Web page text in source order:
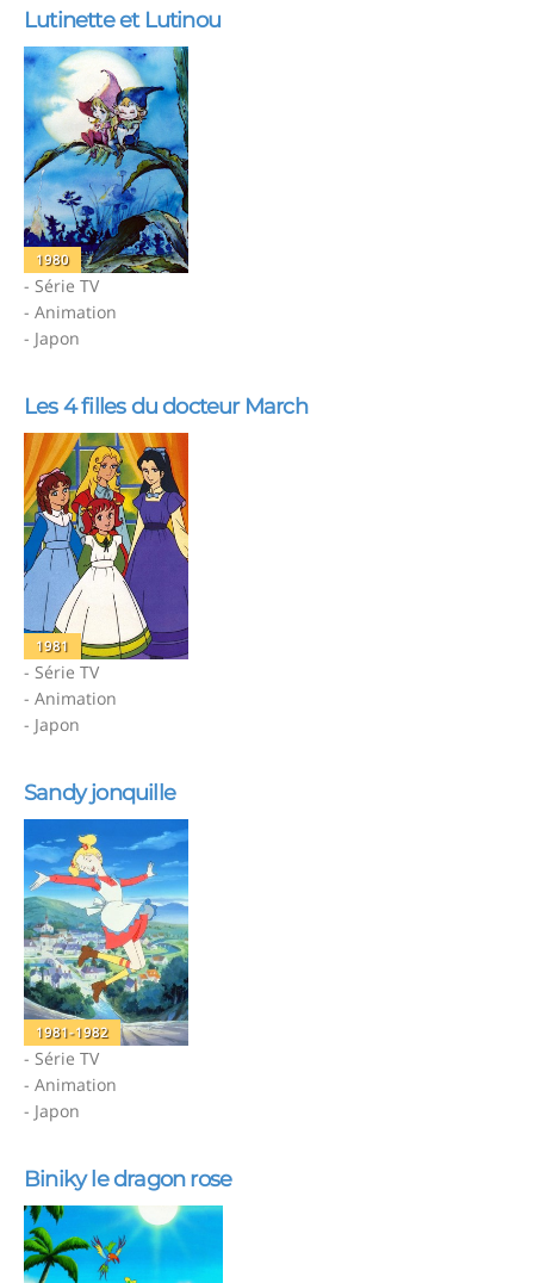
Lutinette et Lutinou
1980
- Série TV
- Animation
- Japon
Les 4 filles du docteur March
1981
- Série TV
- Animation
- Japon
Sandy jonquille
1981-1982
- Série TV
- Animation
- Japon
Biniky le dragon rose